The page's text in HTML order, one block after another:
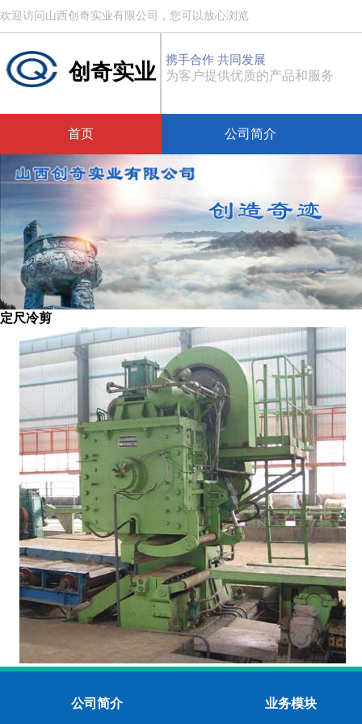
欢迎访问山西创奇实业有限公司，您可以放心浏览
创奇实业 携手合作 共同发展
为客户提供优质的产品和服务
首页 公司简介
定尺冷剪
公司简介 业务模块